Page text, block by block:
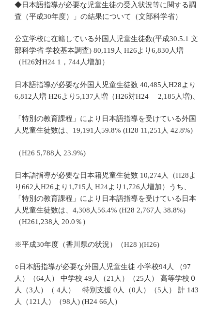
◆日本語指導が必要な児童生徒の受入状況等に関する調
査（平成30年度）」の結果について（文部科学省）
公立学校に在籍している外国人児童生徒数(平成30.5.1 文
部科学省 学校基本調査) 80,119人 H26より6,830人増
（H26対H24 1，744人増加）
日本語指導が必要な外国人児童生徒数 40,485人H28より
6,812人増 H26より5,137人増（H26対H24 2,185人増)、
「特別の教育課程」により日本語指導を受けている外国
人児童生徒数は、19,191人59.8% (H28 11,251人 42.8%)
（H26 5,788人 23.9%)
日本語指導が必要な日本籍児童生徒数 10,274人（H28よ
り662人H26より1,715人 H24より1,726人増加）うち、
「特別の教育課程」により日本語指導を受けている日本
人児童生徒数は、4,308人56.4% (H28 2,767人 38.8%)
（H261,238人 20.0％）
※平成30年度（香川県の状況）（H28 )(H26)
○日本語指導が必要な外国人児童生徒 小学校94人 （97
人）（64人） 中学校 49人（21人）（25人） 高等学校０
人（3人）（ 4人） 特別支援 0人（0人）（5人） 計 143
人（121人）（98人) (H24 66人）